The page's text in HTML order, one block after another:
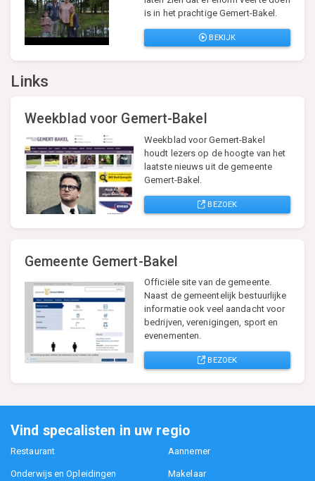
is in het prachtige Gemert-Bakel.
BEKIJK
Links
Weekblad voor Gemert-Bakel
Weekblad voor Gemert-Bakel
houdt lezers op de hoogte van het
laatste nieuws uit de gemeente
Gemert-Bakel.
BEZOEK
Gemeente Gemert-Bakel
Officiële site van de gemeente.
Naast de gemeentelijk bestuurlijke
informatie ook veel aandacht voor
bedrijven, verenigingen, sport en
evenementen.
BEZOEK
Vind specalisten in uw regio
Restaurant Aannemer
Onderwijs en Opleidingen Makelaar